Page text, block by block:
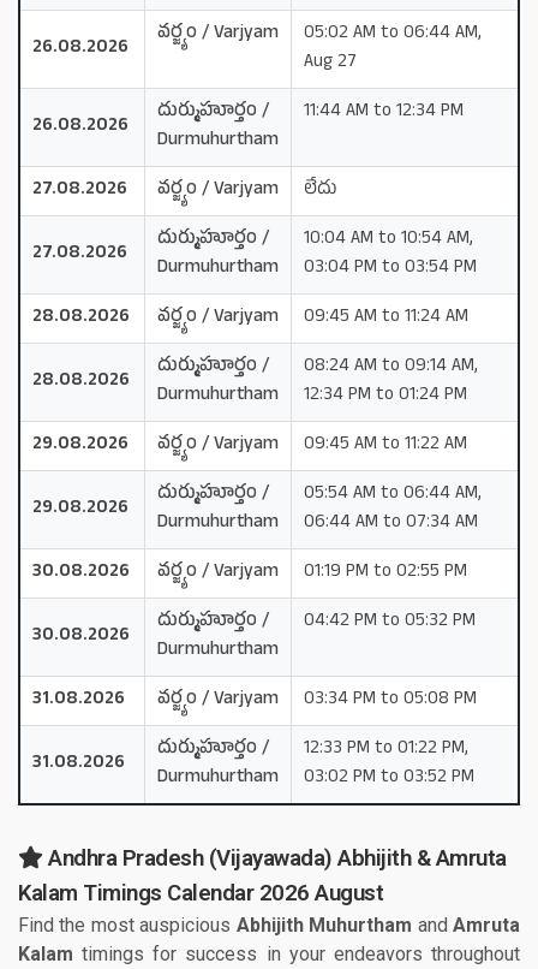
26.08.2026
వర్జ్యం / Varjyam
05:02 AM to 06:44 AM,
Aug 27
26.08.2026
దుర్ముహూర్తం /
Durmuhurtham
11:44 AM to 12:34 PM
27.08.2026 వర్జ్యం / Varjyam లేదు
27.08.2026
దుర్ముహూర్తం /
Durmuhurtham
10:04 AM to 10:54 AM,
03:04 PM to 03:54 PM
28.08.2026
వర్జ్యం / Varjyam 09:45 AM to 11:24 AM
28.08.2026
దుర్ముహూర్తం /
Durmuhurtham
08:24 AM to 09:14 AM,
12:34 PM to 01:24 PM
29.08.2026
వర్జ్యం / Varjyam 09:45 AM to 11:22 AM
29.08.2026
దుర్ముహూర్తం /
Durmuhurtham
05:54 AM to 06:44 AM,
06:44 AM to 07:34 AM
30.08.2026
వర్జ్యం / Varjyam 01:19 PM to 02:55 PM
30.08.2026
దుర్ముహూర్తం /
Durmuhurtham
04:42 PM to 05:32 PM
31.08.2026 వర్జ్యం / Varjyam 03:34 PM to 05:08 PM
31.08.2026
దుర్ముహూర్తం /
Durmuhurtham
12:33 PM to 01:22 PM,
03:02 PM to 03:52 PM
Andhra Pradesh (Vijayawada) Abhijith & Amruta
Kalam Timings Calendar 2026 August
Find the most auspicious Abhijith Muhurtham andAmruta
Kalam timings for success in your endeavors throughout